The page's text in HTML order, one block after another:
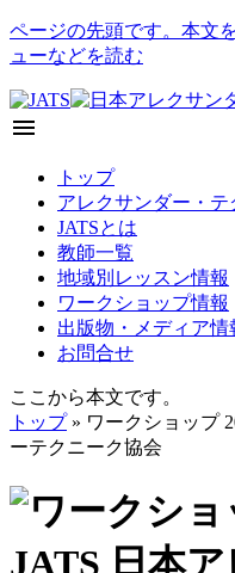
ページの先頭です。本文
ューなどを読む
menu
トップ
アレクサンダー・テ
JATSとは
教師一覧
地域別レッスン情報
ワークショップ情報
出版物・メディア情
お問合せ
ここから本文です。
トップ» ワークショップ
ーテクニーク協会